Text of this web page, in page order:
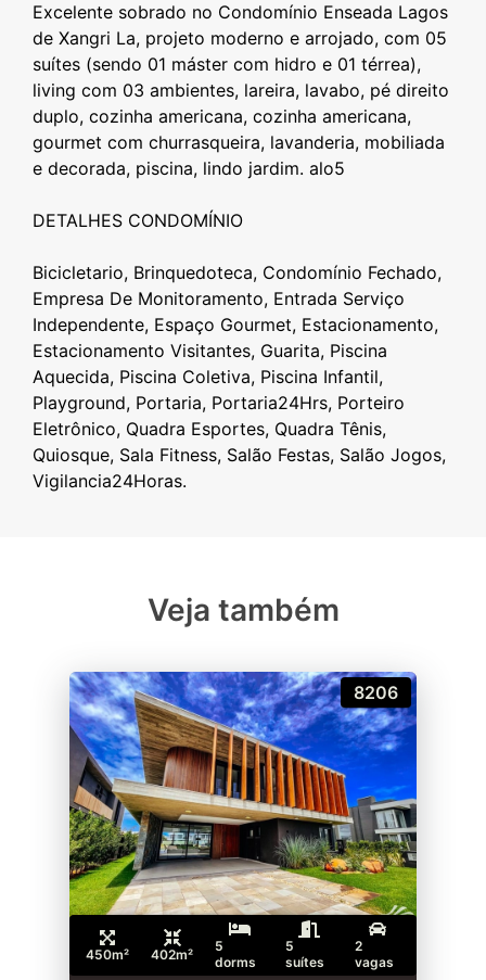
Excelente sobrado no Condomínio Enseada Lagos
de Xangri La, projeto moderno e arrojado, com 05
suítes (sendo 01 máster com hidro e 01 térrea),
living com 03 ambientes, lareira, lavabo, pé direito
duplo, cozinha americana, cozinha americana,
gourmet com churrasqueira, lavanderia, mobiliada
e decorada, piscina, lindo jardim. alo5
DETALHES CONDOMÍNIO
Bicicletario, Brinquedoteca, Condomínio Fechado,
Empresa De Monitoramento, Entrada Serviço
Independente, Espaço Gourmet, Estacionamento,
Estacionamento Visitantes, Guarita, Piscina
Aquecida, Piscina Coletiva, Piscina Infantil,
Playground, Portaria, Portaria24Hrs, Porteiro
Eletrônico, Quadra Esportes, Quadra Tênis,
Quiosque, Sala Fitness, Salão Festas, Salão Jogos,
Veja também
8206
450m² 402m²
5
dorms
5
suítes
2
vagas